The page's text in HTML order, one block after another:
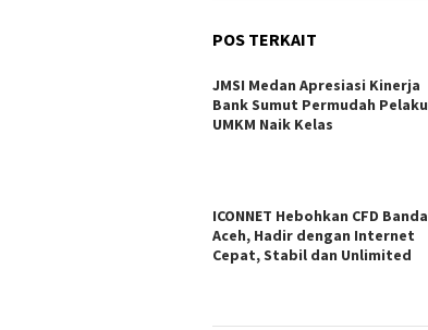
POS TERKAIT
JMSI Medan Apresiasi Kinerja
Bank Sumut Permudah Pelaku
UMKM Naik Kelas
ICONNET Hebohkan CFD Banda
Aceh, Hadir dengan Internet
Cepat, Stabil dan Unlimited